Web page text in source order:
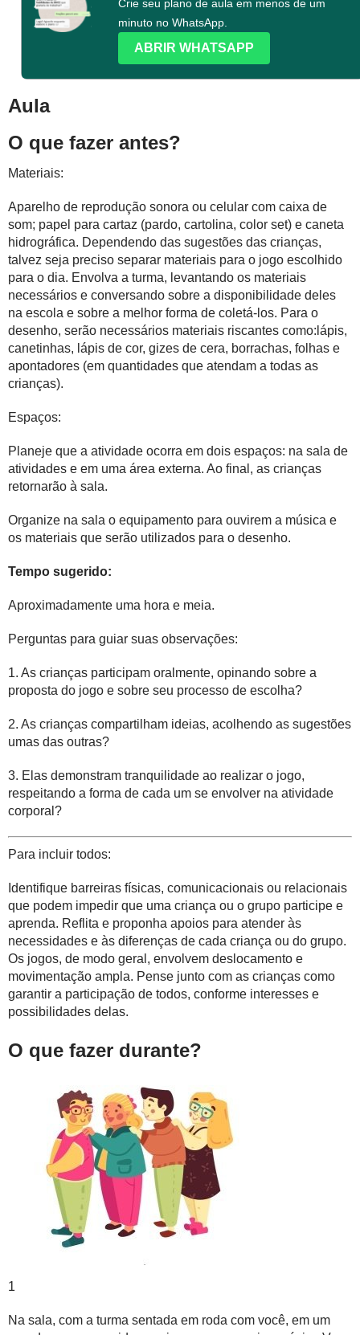
Crie seu plano de aula em menos de um
minuto no WhatsApp.
ABRIR WHATSAPP
Aula
O que fazer antes?
Materiais:
Aparelho de reprodução sonora ou celular com caixa de
som; papel para cartaz (pardo, cartolina, color set) e caneta
hidrográfica. Dependendo das sugestões das crianças,
talvez seja preciso separar materiais para o jogo escolhido
para o dia. Envolva a turma, levantando os materiais
necessários e conversando sobre a disponibilidade deles
na escola e sobre a melhor forma de coletá-los. Para o
desenho, serão necessários materiais riscantes como:lápis,
canetinhas, lápis de cor, gizes de cera, borrachas, folhas e
apontadores (em quantidades que atendam a todas as
crianças).
Espaços:
Planeje que a atividade ocorra em dois espaços: na sala de
atividades e em uma área externa. Ao final, as crianças
retornarão à sala.
Organize na sala o equipamento para ouvirem a música e
os materiais que serão utilizados para o desenho.
Tempo sugerido:
Aproximadamente uma hora e meia.
Perguntas para guiar suas observações:
1. As crianças participam oralmente, opinando sobre a
proposta do jogo e sobre seu processo de escolha?
2. As crianças compartilham ideias, acolhendo as sugestões
umas das outras?
3. Elas demonstram tranquilidade ao realizar o jogo,
respeitando a forma de cada um se envolver na atividade
corporal?
Para incluir todos:
Identifique barreiras físicas, comunicacionais ou relacionais
que podem impedir que uma criança ou o grupo participe e
aprenda. Reflita e proponha apoios para atender às
necessidades e às diferenças de cada criança ou do grupo.
Os jogos, de modo geral, envolvem deslocamento e
movimentação ampla. Pense junto com as crianças como
garantir a participação de todos, conforme interesses e
possibilidades delas.
O que fazer durante?
1
Na sala, com a turma sentada em roda com você, em um